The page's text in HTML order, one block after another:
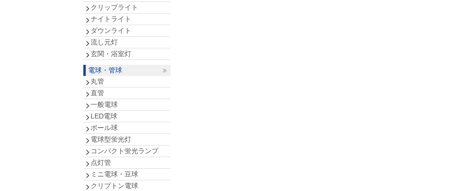
クリップライト
ナイトライト
ダウンライト
流し元灯
玄関・浴室灯
電球・管球
丸管
直管
一般電球
LED電球
ボール球
電球型蛍光灯
コンパクト蛍光ランプ
点灯管
ミニ電球・豆球
クリプトン電球